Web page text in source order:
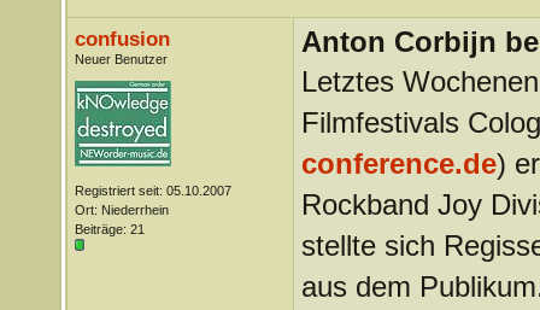
confusion
Neuer Benutzer
Registriert seit: 05.10.2007
Ort: Niederrhein
Beiträge: 21
Anton Corbijn
Letztes
Filmfestivals
conference.de)
Rockband Joy
stellte sich
aus dem